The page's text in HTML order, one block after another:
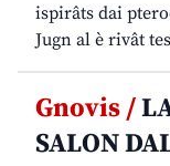
ispirâts dai
Jugn al è rivât
Gnovis /
SALON